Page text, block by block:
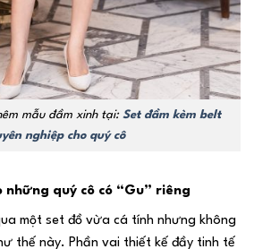
mẫu đầm xinh tại: Set đầm kèm belt
nghiệp cho quý cô
những quý cô có “Gu” riêng
một set đồ vừa cá tính nhưng không
thế này. Phần vai thiết kế đầy tinh tế